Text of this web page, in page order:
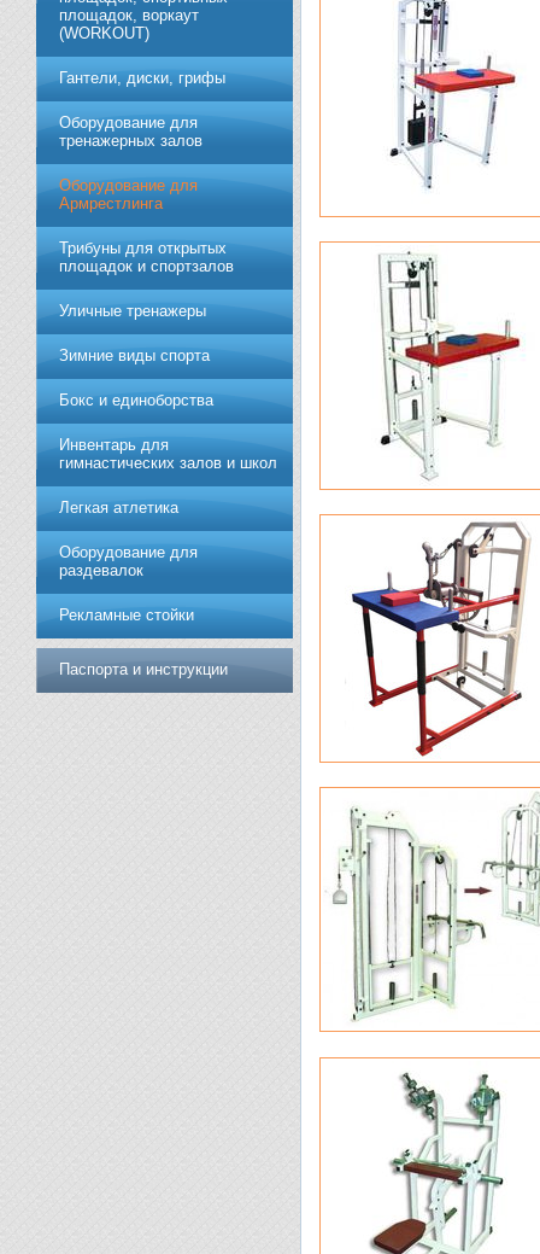
площадок, воркаут
(WORKOUT)
Гантели, диски, грифы
Обoрудoвание для
трeнажерных залoв
Оборудование для
Армрестлинга
Трибуны для открытых
площадок и спортзалов
Уличные тренажеры
Зимние виды спорта
Бокс и единоборства
Инвентарь для
гимнастических залов и школ
Легкая атлетика
Оборудование для
раздевалок
Рекламные стойки
Паспорта и инструкции